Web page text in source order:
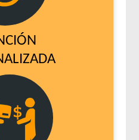
Pollo y Cordero
y Carne
Grande
Sabor Carne Y